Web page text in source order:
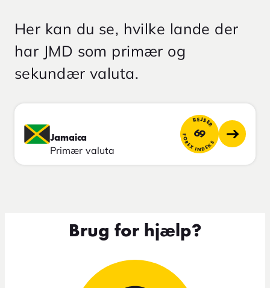
Her kan du se, hvilke lande der
har JMD som primær og
sekundær valuta.
Jamaica
Primær valuta
REJSER
69
FOREX INDEKS
Brug for hjælp?